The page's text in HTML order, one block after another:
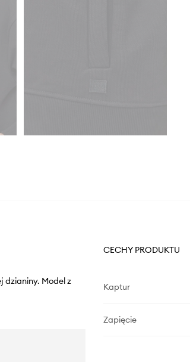
dzianiny. Model z
CECHY PRODUKTU
Kaptur
Zapięcie